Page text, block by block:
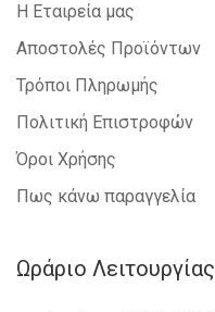
Η Εταιρεία μας
Αποστολές Προϊόντων
Τρόποι Πληρωμής
Πολιτική Επιστροφών
Όροι Χρήσης
Πως κάνω παραγγελία
Ωράριο Λειτουργίας